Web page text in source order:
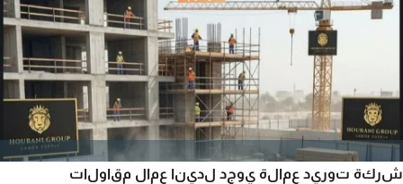
شركة توريد عمالة يوجد لدينا عمال مقاولات